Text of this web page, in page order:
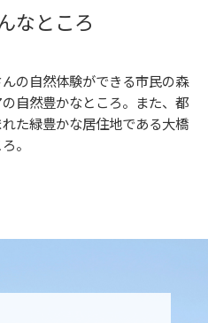
なところ
の自然体験ができる市民の森
自然豊かなところ。また、都
た緑豊かな居住地である大橋
。